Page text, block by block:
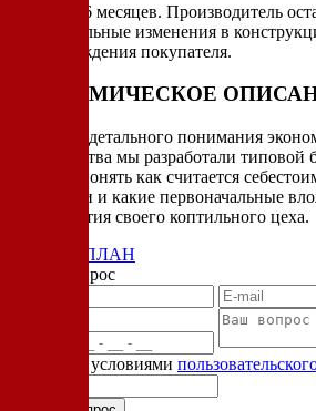
Гарантия 6 месяцев. Производитель
незначительные изменения в
предупреждения покупателя.
ЭКОНОМИЧЕСКОЕ
Для более детального понимания
производства мы разработали типовой
поможет понять как считается
продукции и какие первоначальные
для открытия своего коптильного цеха.
БИЗНЕС-ПЛАН
Задать вопрос
согласен с условиями